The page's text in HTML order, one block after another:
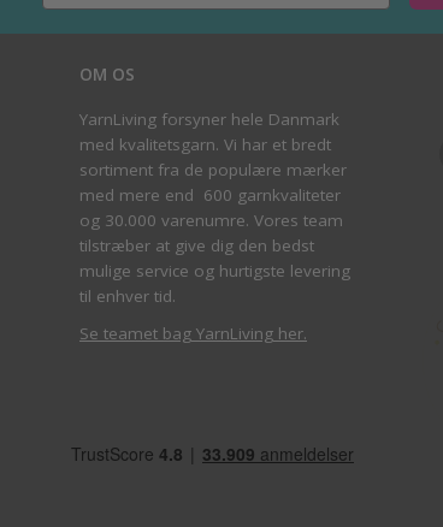
OM OS
YarnLiving forsyner hele Danmark
med kvalitetsgarn. Vi har et bredt
sortiment fra de populære mærker
med mere end 600 garnkvaliteter
og 30.000 varenumre. Vores team
tilstræber at give dig den bedst
mulige service og hurtigste levering
til enhver tid.
Se teamet bag YarnLiving her.